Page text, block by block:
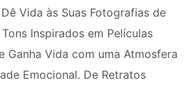
Vida às Suas Fotografias de
Inspirados em Películas
Ganha Vida com uma Atmosfera
Emocional. De Retratos